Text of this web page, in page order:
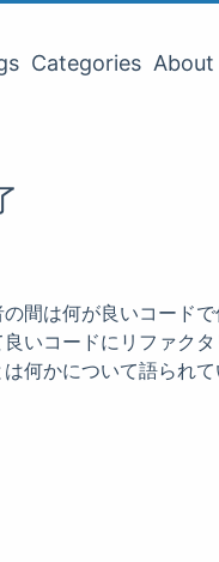
Categories About
間は何が良いコード
いコードにリファクタ
何かについて語られて